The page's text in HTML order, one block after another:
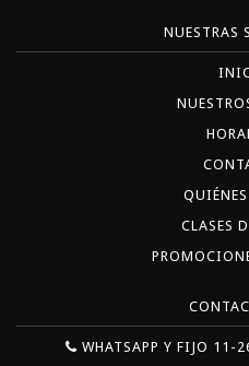
NUESTRAS
CLASES
WHATSAPP Y FIJO